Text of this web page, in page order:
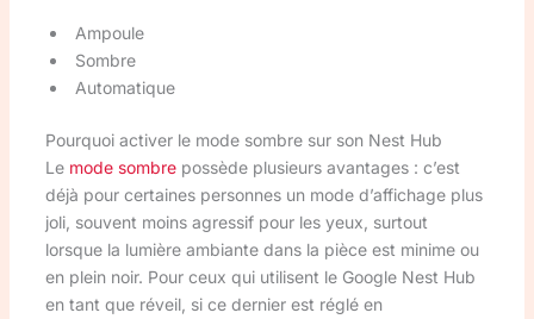
Ampoule
Sombre
Automatique
Pourquoi activer le mode sombre sur son Nest Hub
Le mode sombrepossède plusieurs avantages : c’est
déjà pour certaines personnes un mode d’affichage plus
joli, souvent moins agressif pour les yeux, surtout
lorsque la lumière ambiante dans la pièce est minime ou
en plein noir. Pour ceux qui utilisent le Google Nest Hub
en tant que réveil, si ce dernier est réglé en